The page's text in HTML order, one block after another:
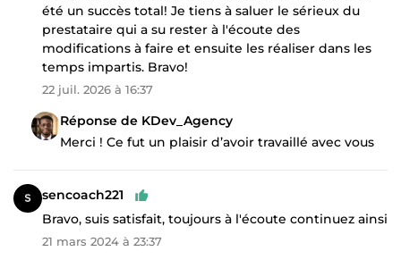
été un succès total! Je tiens à saluer le sérieux du
prestataire qui a su rester à l'écoute des
modifications à faire et ensuite les réaliser dans les
temps impartis. Bravo!
22 juil. 2026 à 16:37
Réponse de KDev_Agency
Merci ! Ce fut un plaisir d’avoir travaillé avec vous
sencoach221
Bravo, suis satisfait, toujours à l'écoute continuez ainsi
21 mars 2024 à 23:37